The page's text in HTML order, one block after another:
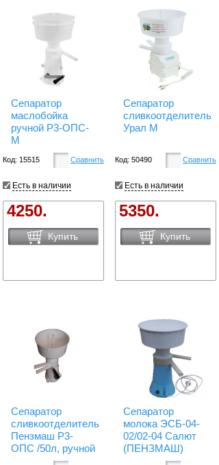
Сепаратор
маслобойка
ручной Р3-ОПС-
М
Код: 15515 Сравнить
Есть в наличии
4250.
Купить
Сепаратор
сливкоотделитель
Урал М
Код: 50490 Сравнить
Есть в наличии
5350.
Купить
Сепаратор
сливкоотделитель
Пензмаш Р3-
ОПС /50л, ручной
Сепаратор
молока ЭСБ-04-
02/02-04 Салют
(ПЕНЗМАШ)